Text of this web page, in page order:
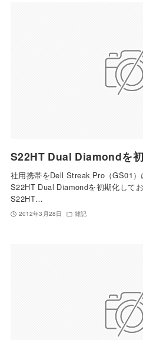
S22HT Dual Diamondを
社用携帯をDell Streak Pro（GS01
S22HT Dual Diamondを初期化して
S22HT…
2012年3月28日 雑記